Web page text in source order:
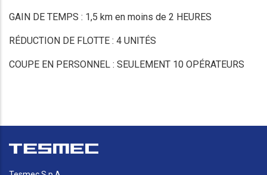
GAIN DE TEMPS : 1,5 km en moins de 2 HEURES
RÉDUCTION DE FLOTTE : 4 UNITÉS
COUPE EN PERSONNEL : SEULEMENT 10 OPÉRATEURS